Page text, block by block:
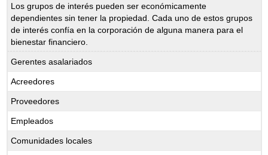
Los grupos de interés pueden ser económicamente
dependientes sin tener la propiedad. Cada uno de estos grupos
de interés confía en la corporación de alguna manera para el
bienestar financiero.
Gerentes asalariados
Acreedores
Proveedores
Empleados
Comunidades locales